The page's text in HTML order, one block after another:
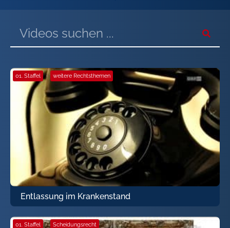
01. Staffel · weitere Rechtsthemen
Entlassung im Krankenstand
01. Staffel · Scheidungsrecht